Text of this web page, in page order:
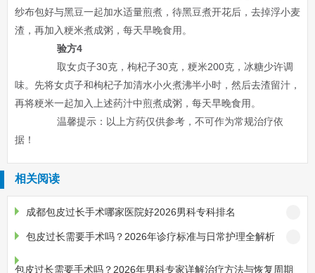
纱布包好与黑豆一起加水适量煎煮，待黑豆煮开花后，去掉浮小麦
渣，再加入粳米煮成粥，每天早晚食用。
验方4
取女贞子30克，枸杞子30克，粳米200克，冰糖少许调
味。先将女贞子和枸杞子加清水小火煮沸半小时，然后去渣留汁，
再将粳米一起加入上述药汁中煎煮成粥，每天早晚食用。
温馨提示：以上方药仅供参考，不可作为常规治疗依
据！
相关阅读
成都包皮过长手术哪家医院好2026男科专科排名
包皮过长需要手术吗？2026年诊疗标准与日常护理全解析
包皮过长需要手术吗？2026年男科专家详解治疗方法与恢复周期